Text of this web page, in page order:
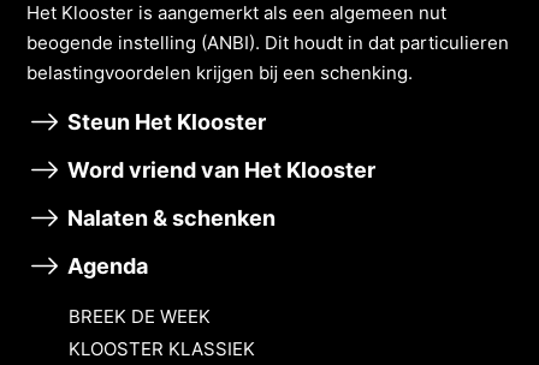
Het Klooster is aangemerkt als een algemeen nut
beogende instelling (ANBI). Dit houdt in dat particulieren
belastingvoordelen krĳgen bĳ een schenking.
Steun Het Klooster
Word vriend van Het Klooster
Nalaten & schenken
Agenda
BREEK DE WEEK
KLOOSTER KLASSIEK